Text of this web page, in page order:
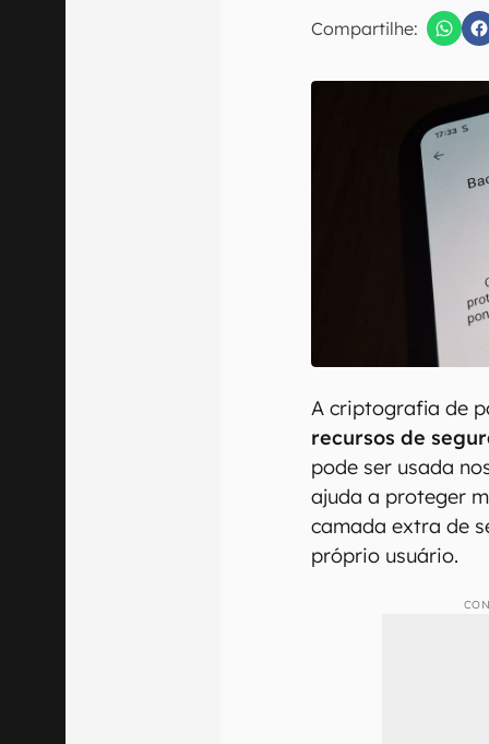
Compartilhe:
Confirmo
A criptografia de
recursos de
pode ser usada
ajuda a proteger
camada extra de
próprio usuário.